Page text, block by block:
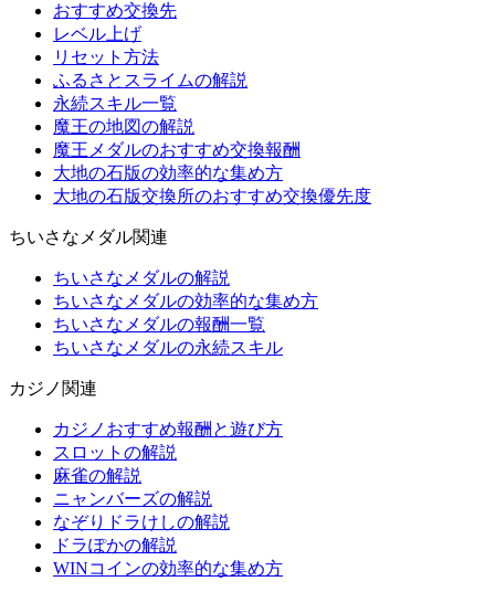
おすすめ交換先
レベル上げ
リセット方法
ふるさとスライムの解説
永続スキル一覧
魔王の地図の解説
魔王メダルのおすすめ交換報酬
大地の石版の効率的な集め方
大地の石版交換所のおすすめ交換優先度
ちいさなメダル関連
ちいさなメダルの解説
ちいさなメダルの効率的な集め方
ちいさなメダルの報酬一覧
ちいさなメダルの永続スキル
カジノ関連
カジノおすすめ報酬と遊び方
スロットの解説
麻雀の解説
ニャンバーズの解説
なぞりドラけしの解説
ドラぽかの解説
WINコインの効率的な集め方